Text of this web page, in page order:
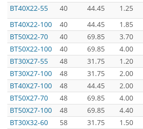
BT40X22-55
40 44.45 1.25
BT40X22-100
40 44.45 1.85
BT50X22-70
40 69.85 3.70
BT50X22-100
40 69.85 4.00
BT30X27-55
48 31.75 1.20
BT30X27-100
48 31.75 2.00
BT40X27-100
48 44.45 2.00
BT50X27-70
48 69.85 4.00
BT50X27-100
48 69.85 4.40
BT30X32-60
58 31.75 1.50